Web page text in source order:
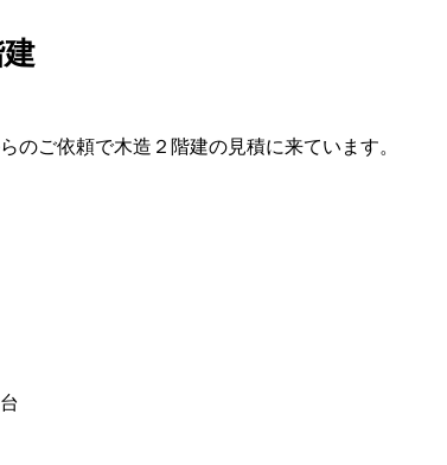
のご依頼で木造２階建の見積に来ています。